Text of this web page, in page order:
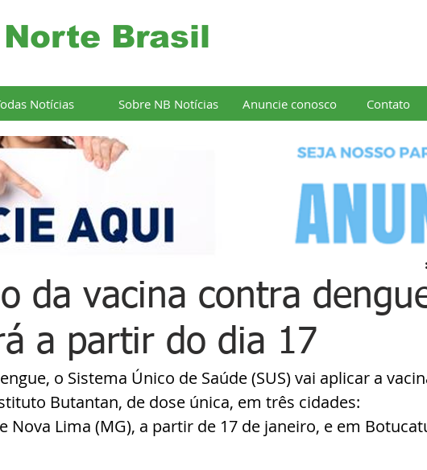
Norte Brasil
Notícias Sobre NB Notícias Anuncie conosco Contato
da vacina contra
a partir do dia 17
o Sistema Único de Saúde (SUS) vai aplicar a
Butantan, de dose única, em três cidades:
Nova Lima (MG), a partir de 17 de janeiro, e em